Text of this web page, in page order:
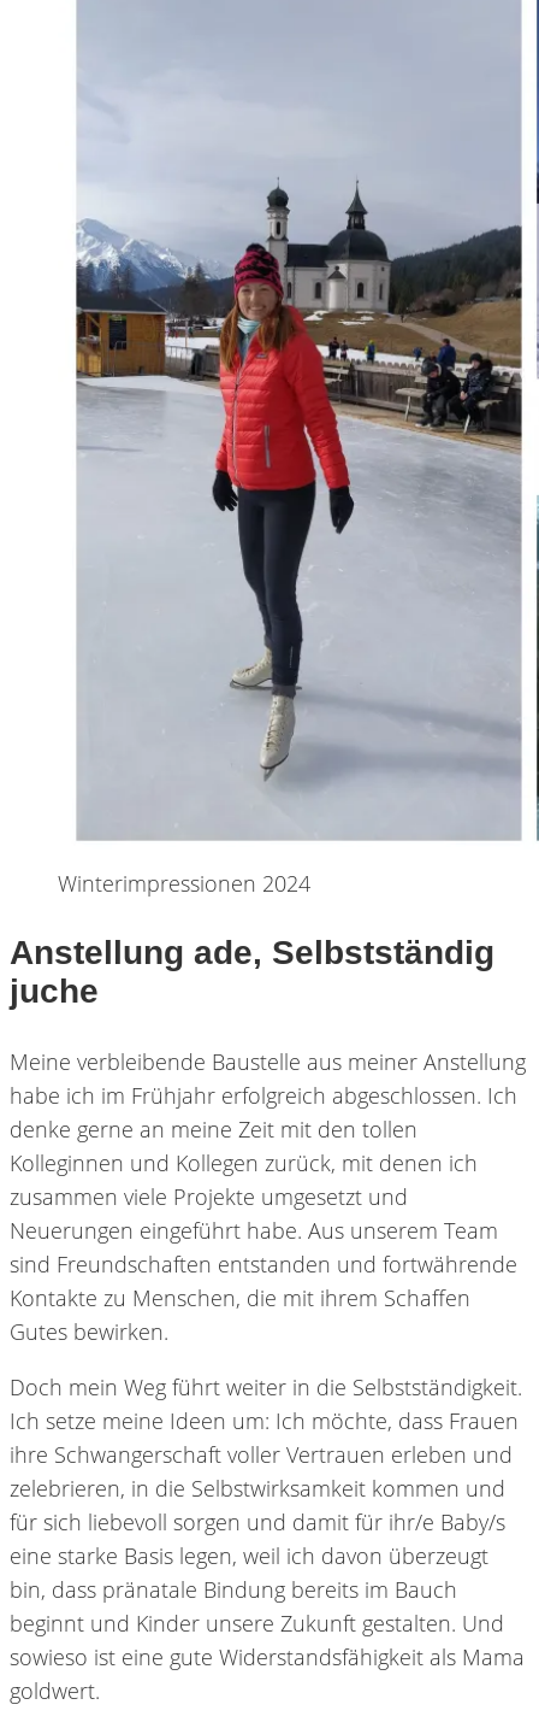
Winterimpressionen 2024
Anstellung ade, Selbstständig
juche
Meine verbleibende Baustelle aus meiner Anstellung
habe ich im Frühjahr erfolgreich abgeschlossen. Ich
denke gerne an meine Zeit mit den tollen
Kolleginnen und Kollegen zurück, mit denen ich
zusammen viele Projekte umgesetzt und
Neuerungen eingeführt habe. Aus unserem Team
sind Freundschaften entstanden und fortwährende
Kontakte zu Menschen, die mit ihrem Schaffen
Gutes bewirken.
Doch mein Weg führt weiter in die Selbstständigkeit.
Ich setze meine Ideen um: Ich möchte, dass Frauen
ihre Schwangerschaft voller Vertrauen erleben und
zelebrieren, in die Selbstwirksamkeit kommen und
für sich liebevoll sorgen und damit für ihr/e Baby/s
eine starke Basis legen, weil ich davon überzeugt
bin, dass pränatale Bindung bereits im Bauch
beginnt und Kinder unsere Zukunft gestalten. Und
sowieso ist eine gute Widerstandsfähigkeit als Mama
goldwert.